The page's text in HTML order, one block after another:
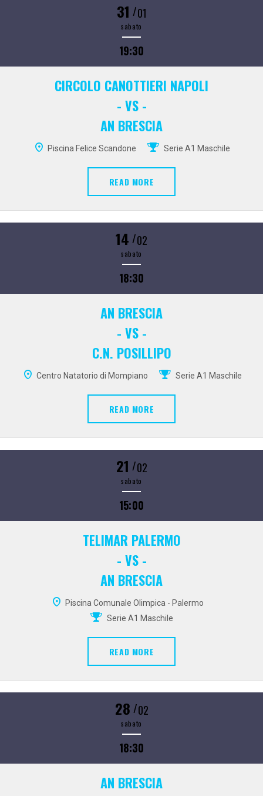
31 /01
sabato
19:30
CIRCOLO CANOTTIERI NAPOLI
- VS -
AN BRESCIA
Piscina Felice Scandone Serie A1 Maschile
READ MORE
14 /02
sabato
18:30
AN BRESCIA
- VS -
C.N. POSILLIPO
Centro Natatorio di Mompiano Serie A1 Maschile
READ MORE
21 /02
sabato
15:00
TELIMAR PALERMO
- VS -
AN BRESCIA
Piscina Comunale Olimpica - Palermo
Serie A1 Maschile
READ MORE
28 /02
sabato
18:30
AN BRESCIA